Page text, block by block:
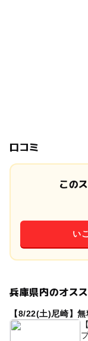
口コミ
この
い
兵庫県内のオス
【8/22(土)尼崎】